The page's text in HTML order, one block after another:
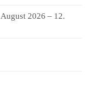
2026 – 12.